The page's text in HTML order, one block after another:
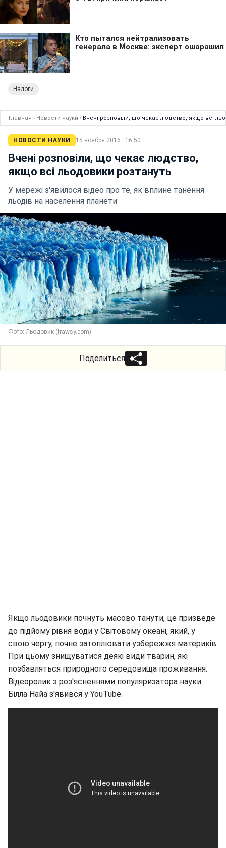
Налоги
Главная › Новости науки › Вчені розповіли, що чекає людство, якщо всі
НОВОСТИ НАУКИ 15 ноября 2016 · 16:50
Вчені розповіли, що чекає людство,
якщо всі льодовики розтануть
У мережі з'явилося відео про те, як вплине танення
льодів на населення планети
Фото: Льодовик (frawsy.com)
Поделиться
Якщо льодовики почнуть масово танути, це призведе
до підйому рівня води у Світовому океані, який, у
свою чергу, почне затоплювати узбережжя материків.
При цьому знищуватися деякі види тварин, які
позбавляться природного середовища проживання.
Відеоролик з роз'ясненнями популяризатора науки
Білла Найа з'явився у YouTube.